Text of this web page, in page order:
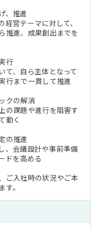
、推進
営テーマに対して、
推進、成果創出までを
行
て、自ら主体となって
行まで一貫して推進
クの解消
の課題や進行を阻害す
動く
の推進
、会議設計や事前準備
ドを高める
ご入社時の状況やご本
。